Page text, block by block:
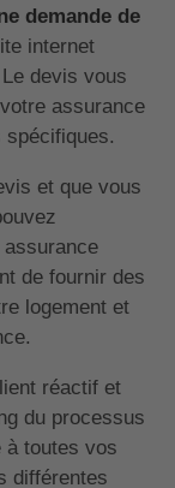
demande de
internet
devis vous
assurance
spécifiques.
et que vous
de fournir des
logement et
réactif et
du processus
à toutes vos
différentes